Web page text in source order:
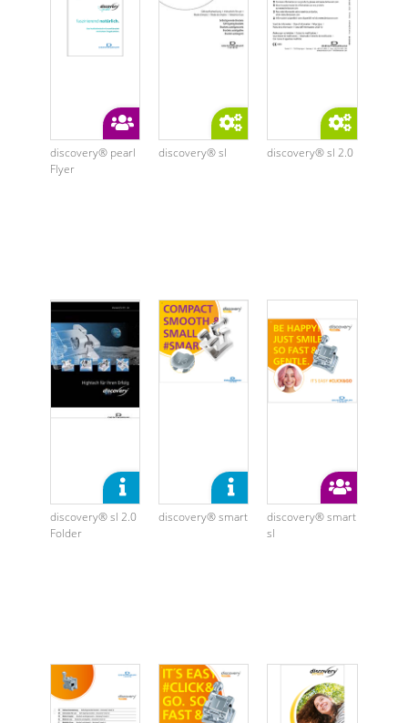
discovery® pearl
Flyer
discovery® sl discovery® sl 2.0
discovery® sl 2.0
Folder
discovery® smart
discovery® smart
sl